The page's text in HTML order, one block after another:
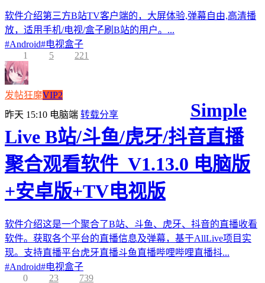
软件介绍第三方B站TV客户端的，大屏体验,弹幕自由,高清播
放，适用手机/电视/盒子刷B站的用户。...
#Android#电视盒子
1
5 221
发帖狂魔VIP2
昨天 15:10 电脑端 转载分享
Simple
Live B站/斗鱼/虎牙/抖音直播
聚合观看软件_V1.13.0 电脑版
+安卓版+TV电视版
软件介绍这是一个聚合了B站、斗鱼、虎牙、抖音的直播收看
软件。获取各个平台的直播信息及弹幕，基于AllLive项目实
现。支持直播平台虎牙直播斗鱼直播哔哩哔哩直播抖...
#Android#电视盒子
0
23 739